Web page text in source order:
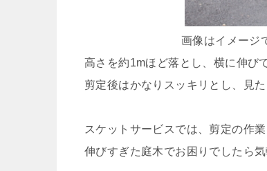
画像はイメージ
高さを約1mほど落とし、横に伸び
剪定後はかなりスッキリとし、見た
スケットサービスでは、剪定の作業
伸びすぎた庭木でお困りでしたら気